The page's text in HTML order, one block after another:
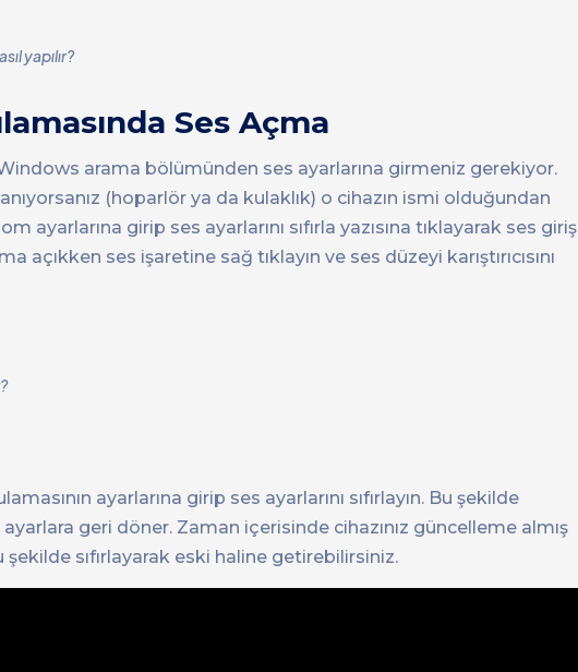
yapılır?
Ses Açma
arama bölümünden ses ayarlarına girmeniz gerekiyor.
(hoparlör ya da kulaklık) o cihazın ismi olduğundan
girip ses ayarlarını sıfırla yazısına tıklayarak ses giriş
açıkken ses işaretine sağ tıklayın ve ses düzeyi karıştırıcısını
ayarlarına girip ses ayarlarını sıfırlayın. Bu şekilde
geri döner. Zaman içerisinde cihazınız güncelleme almış
şekilde sıfırlayarak eski haline getirebilirsiniz.